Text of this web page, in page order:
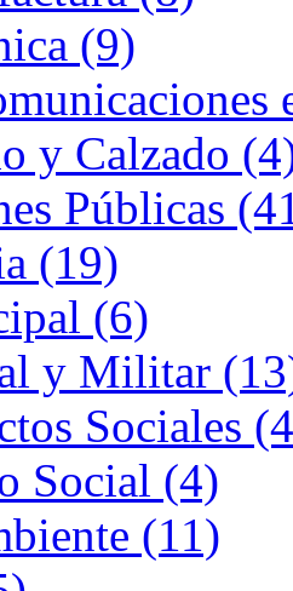
(9)
y Calzado
Públicas
(19)
(6)
y Militar
Sociales
Social (4)
(11)